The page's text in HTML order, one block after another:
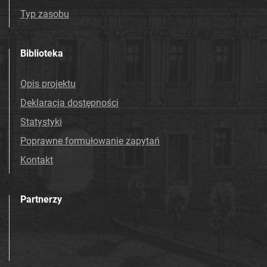
Mościcach. 1993
Mościcach. 1994
Azotowych Spółka Akcyjna w Tarnowie-
Mościcach. 1995
Tarnowskie Azoty : tygodnik Zakładów
Azotowych Spółka Akcyjna w Tarnowie-
Tarnowskie Azoty : tygodnik. 1997
Tarnowskie Azoty : tygodnik. 1999
Typ zasobu
Biblioteka
Opis projektu
Deklaracja dostępności
Statystyki
Poprawne formułowanie zapytań
Kontakt
Partnerzy